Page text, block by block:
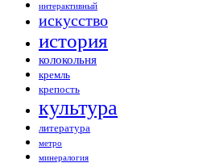
интерактивный
искусство
история
колокольня
кремль
крепость
культура
литература
метро
минералогия